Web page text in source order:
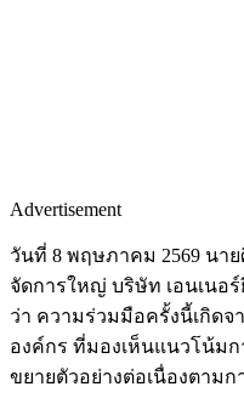
Advertisement
วันที่ 8 พฤษภาคม 2569 นา
จัดการใหญ่ บริษัท เอนเนอร์
ว่า ความร่วมมือครั้งนี้เกิด
องค์กร ที่มองเห็นแนวโน้มก
ขยายตัวอย่างต่อเนื่องตาม